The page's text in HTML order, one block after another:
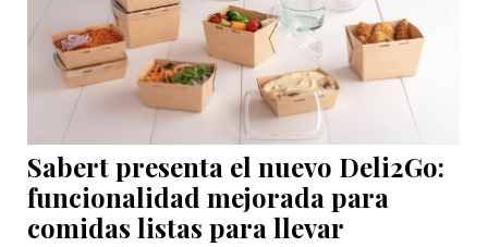
Sabert presenta el nuevo Deli2Go:
funcionalidad mejorada para
comidas listas para llevar